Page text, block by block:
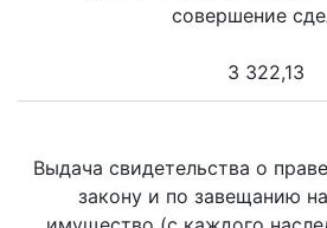
совершение
3 322,13
Выдача свидетельства о
закону и по завещанию